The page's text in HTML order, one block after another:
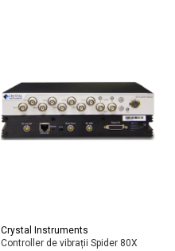
Crystal Instruments
Controller de vibrații Spider 80X